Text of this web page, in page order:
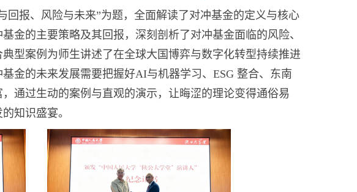
回报、风险与未来”为题，全面解读了对冲基金的定义与核心
金的主要策略及其回报，深刻剖析了对冲基金面临的风险、
型案例为师生讲述了在全球大国博弈与数字化转型持续推进
金的未来发展需要把握好AI与机器学习、ESG 整合、东南
通过生动的案例与直观的演示，让晦涩的理论变得通俗易
知识盛宴。